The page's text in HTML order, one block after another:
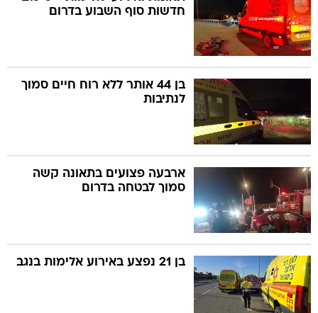
חדשות סוף השבוע בדרום
בן 44 אותר ללא רוח חיים סמוך
לנתיבות
ארבעה פצועים בתאונה קשה
סמוך לבטחה בדרום
בן 21 נפצע באירוע אלימות בנגב